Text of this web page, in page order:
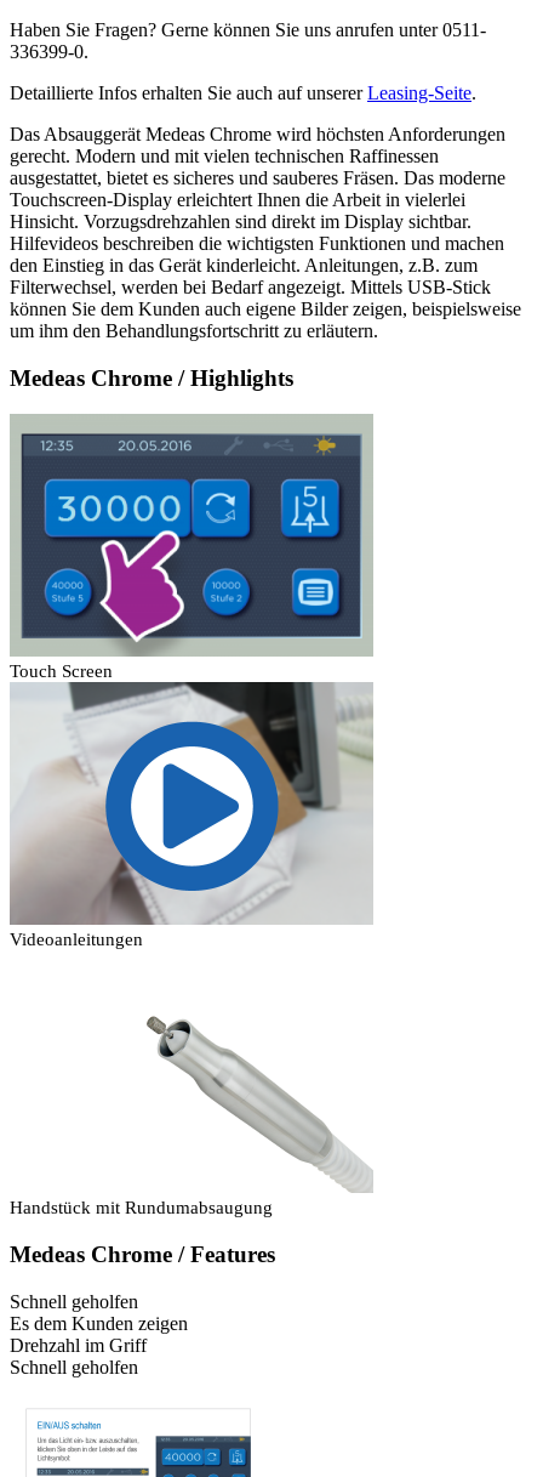
Haben Sie Fragen? Gerne können Sie uns anrufen unter 0511-
336399-0.
Detaillierte Infos erhalten Sie auch auf unsererLeasing-Seite.
Das Absauggerät Medeas Chrome wird höchsten Anforderungen
gerecht. Modern und mit vielen technischen Raffinessen
ausgestattet, bietet es sicheres und sauberes Fräsen. Das moderne
Touchscreen-Display erleichtert Ihnen die Arbeit in vielerlei
Hinsicht. Vorzugsdrehzahlen sind direkt im Display sichtbar.
Hilfevideos beschreiben die wichtigsten Funktionen und machen
den Einstieg in das Gerät kinderleicht. Anleitungen, z.B. zum
Filterwechsel, werden bei Bedarf angezeigt. Mittels USB-Stick
können Sie dem Kunden auch eigene Bilder zeigen, beispielsweise
um ihm den Behandlungsfortschritt zu erläutern.
Medeas Chrome / Highlights
Touch Screen
Videoanleitungen
Handstück mit Rundumabsaugung
Medeas Chrome / Features
Schnell geholfen
Es dem Kunden zeigen
Drehzahl im Griff
Schnell geholfen